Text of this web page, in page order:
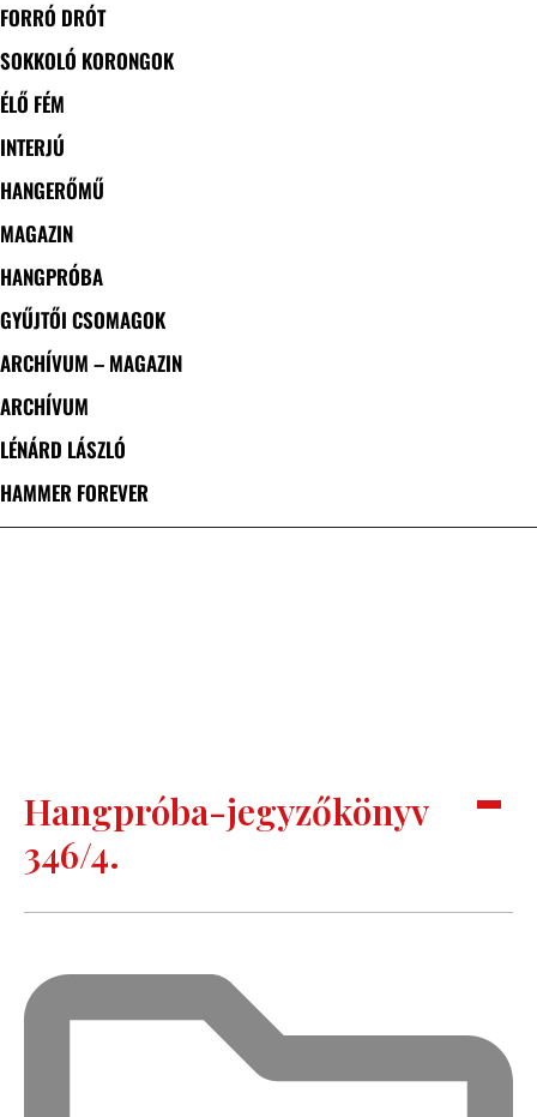
FORRÓ DRÓT
SOKKOLÓ KORONGOK
ÉLŐ FÉM
INTERJÚ
HANGERŐMŰ
MAGAZIN
HANGPRÓBA
GYŰJTŐI CSOMAGOK
ARCHÍVUM – MAGAZIN
ARCHÍVUM
LÉNÁRD LÁSZLÓ
HAMMER FOREVER
Hangpróba-jegyzőkönyv
346/4.